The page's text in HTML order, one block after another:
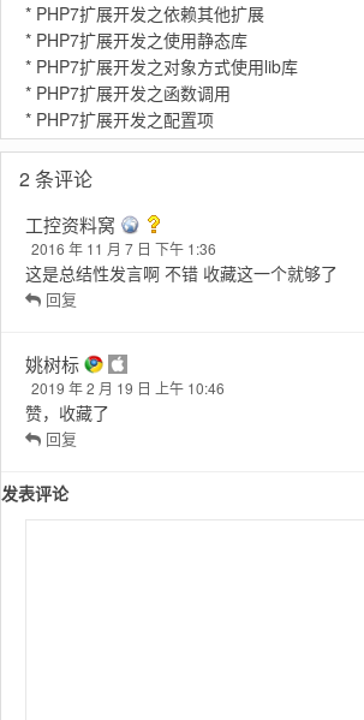
* PHP7扩展开发之依赖其他扩展
* PHP7扩展开发之使用静态库
* PHP7扩展开发之对象方式使用lib库
* PHP7扩展开发之函数调用
* PHP7扩展开发之配置项
2 条评论
工控资料窝
2016 年 11 月 7 日 下午 1:36
这是总结性发言啊 不错 收藏这一个就够了
回复
姚树标
2019 年 2 月 19 日 上午 10:46
赞，收藏了
回复
发表评论